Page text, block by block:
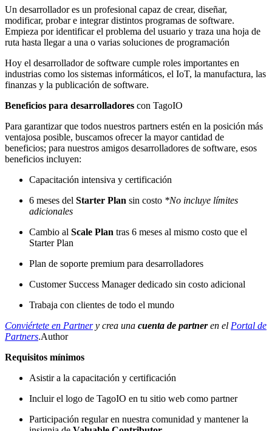
Un desarrollador es un profesional capaz de crear, diseñar,
modificar, probar e integrar distintos programas de software.
Empieza por identificar el problema del usuario y traza una hoja de
ruta hasta llegar a una o varias soluciones de programación
Hoy el desarrollador de software cumple roles importantes en
industrias como los sistemas informáticos, el IoT, la manufactura, las
finanzas y la publicación de software.
Beneficios para desarrolladores con TagoIO
Para garantizar que todos nuestros partners estén en la posición más
ventajosa posible, buscamos ofrecer la mayor cantidad de
beneficios; para nuestros amigos desarrolladores de software, esos
beneficios incluyen:
Capacitación intensiva y certificación
6 meses del Starter Plan sin costo *No incluye límites
adicionales
Cambio al Scale Plan tras 6 meses al mismo costo que el
Starter Plan
Plan de soporte premium para desarrolladores
Customer Success Manager dedicado sin costo adicional
Trabaja con clientes de todo el mundo
Conviértete en Partner y crea una cuenta de partneren el Portal de
Partners.Author
Requisitos mínimos
Asistir a la capacitación y certificación
Incluir el logo de TagoIO en tu sitio web como partner
Participación regular en nuestra comunidad y mantener la